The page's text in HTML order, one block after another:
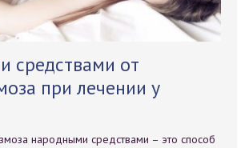
средствами от
при лечении у
народными средствами – это способ